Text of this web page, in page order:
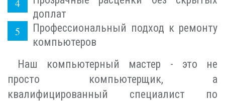
доплат
Профессиональный подход к ремонту
компьютеров
Наш компьютерный мастер - это не
просто компьютерщик, а
квалифицированный специалист по